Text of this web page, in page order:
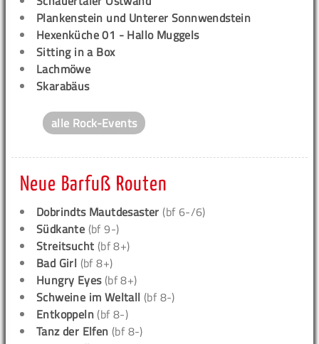
Plankenstein und Unterer Sonnwendstein
Hexenküche 01 - Hallo Muggels
Sitting in a Box
Lachmöwe
Skarabäus
alle Rock-Events
Neue Barfuß Routen
Dobrindts Mautdesaster (bf 6-/6)
Südkante (bf 9-)
Streitsucht (bf 8+)
Bad Girl (bf 8+)
Hungry Eyes(bf 8+)
Schweine im Weltall (bf 8-)
Entkoppeln (bf 8-)
Tanz der Elfen (bf 8-)